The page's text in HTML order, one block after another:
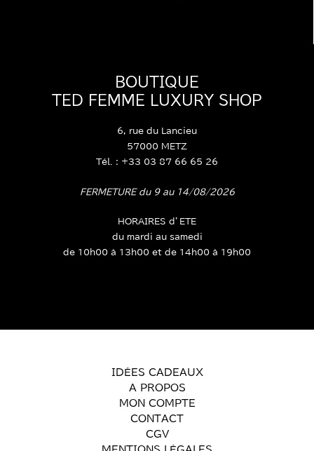
BOUTIQUE
TED FEMME LUXURY SHOP
6, rue du Lancieu
57000 METZ
Tél. : +33 03 87 66 65 26
FERMETURE du 9 au 14/08/2026
HORAIRES d’ETE
du mardi au samedi
de 10h00 à 13h00 et de 14h00 à 19h00
IDÉES CADEAUX
A PROPOS
MON COMPTE
CONTACT
CGV